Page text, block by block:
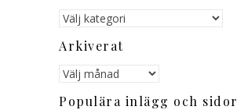
Kategorier
Arkiverat
Arkiverat
Populära inlägg och sidor